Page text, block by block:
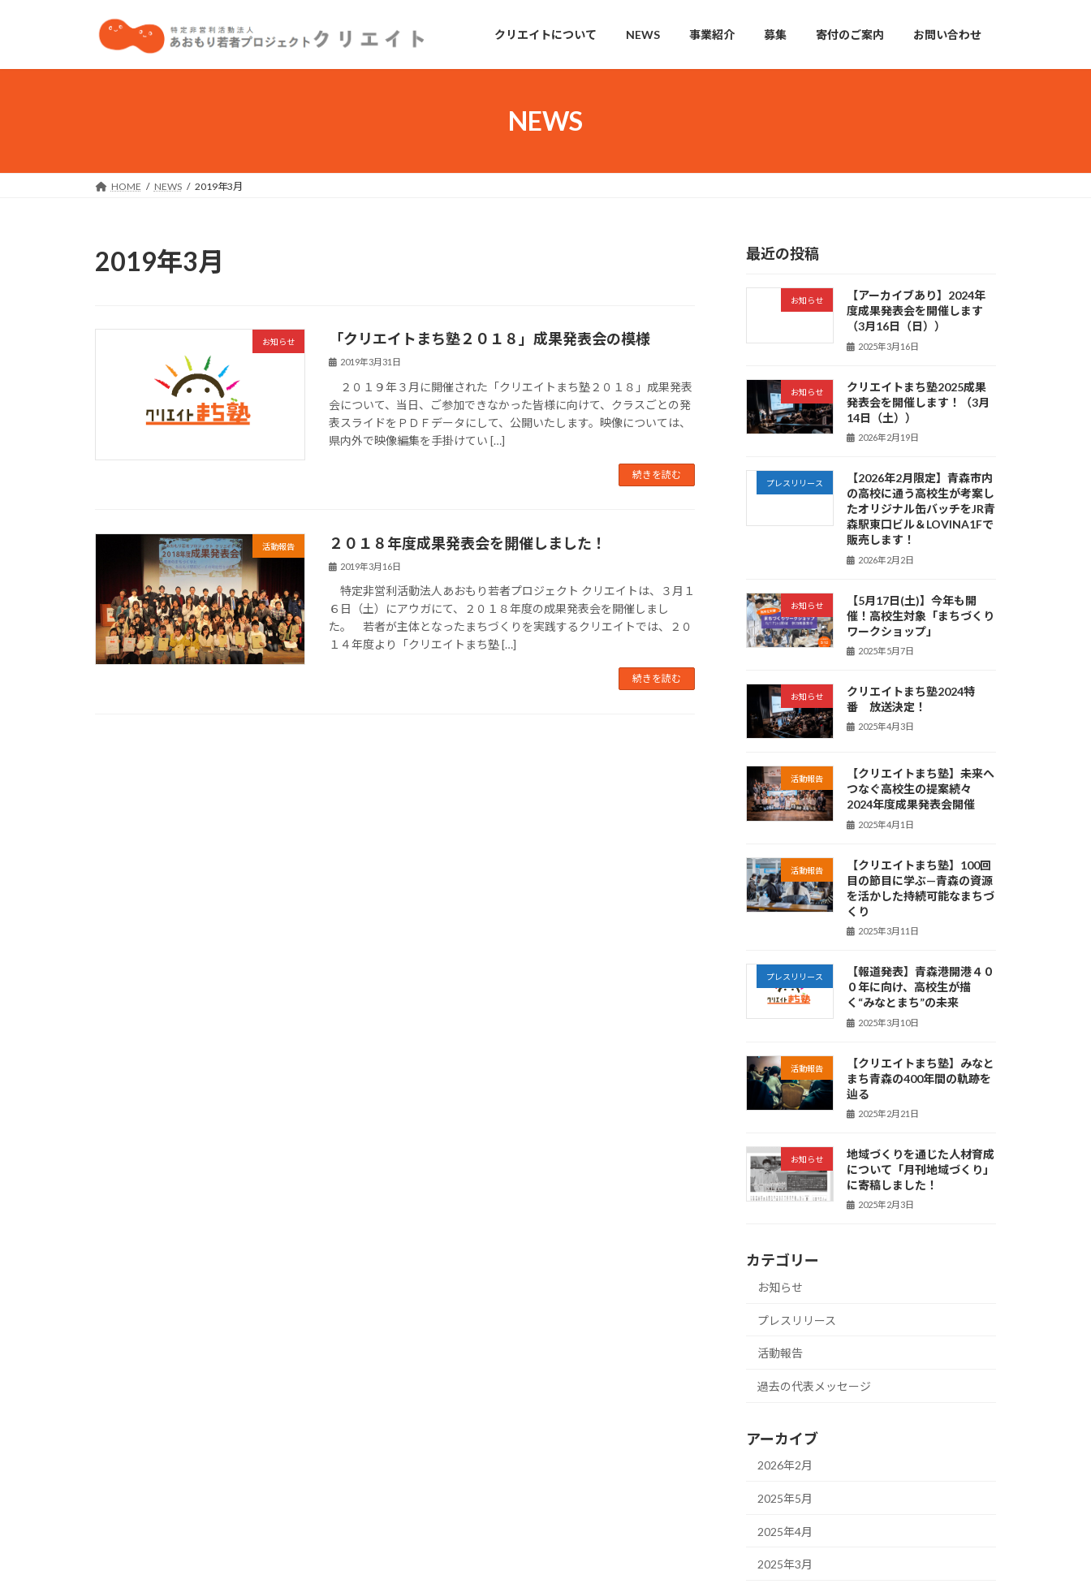
ン
ー
クリエイトについて NEWS 事業紹介 募集 寄付のご案内 お問い合わせ
NEWS
HOME NEWS 2019年3月
2019年3月
お知らせ 「クリエイトまち塾２０１８」成果発表会の模様
2019年3月31日
２０１９年３月に開催された「クリエイトまち塾２０１８」成果発表
会について、当日、ご参加できなかった皆様に向けて、クラスごとの発
表スライドをＰＤＦデータにして、公開いたします。映像については、
県内外で映像編集を手掛けてい […]
続きを読む
活動報告 ２０１８年度成果発表会を開催しました！
2019年3月16日
特定非営利活動法人あおもり若者プロジェクト クリエイトは、３月１
６日（土）にアウガにて、２０１８年度の成果発表会を開催しまし
た。 若者が主体となったまちづくりを実践するクリエイトでは、２０
１４年度より「クリエイトまち塾 […]
続きを読む
最近の投稿
お知らせ
【アーカイブあり】2024年
度成果発表会を開催します
（3月16日（日））
2025年3月16日
お知らせ
クリエイトまち塾2025成果
発表会を開催します！（3月
14日（土））
2026年2月19日
プレスリリース
【2026年2月限定】青森市内
の高校に通う高校生が考案し
たオリジナル缶バッチをJR青
森駅東口ビル＆LOVINA1Fで
販売します！
2026年2月2日
お知らせ
【5月17日(土)】今年も開
催！高校生対象「まちづくり
ワークショップ」
2025年5月7日
お知らせ
クリエイトまち塾2024特
番 放送決定！
2025年4月3日
活動報告
【クリエイトまち塾】未来へ
つなぐ高校生の提案続々
2024年度成果発表会開催
2025年4月1日
活動報告
【クリエイトまち塾】100回
目の節目に学ぶ—青森の資源
を活かした持続可能なまちづ
くり
2025年3月11日
プレスリリース
【報道発表】青森港開港４０
０年に向け、高校生が描
く“みなとまち”の未来
2025年3月10日
活動報告
【クリエイトまち塾】みなと
まち青森の400年間の軌跡を
辿る
2025年2月21日
お知らせ
地域づくりを通じた人材育成
について「月刊地域づくり」
に寄稿しました！
2025年2月3日
カテゴリー
お知らせ
プレスリリース
活動報告
過去の代表メッセージ
アーカイブ
2026年2月
2025年5月
2025年4月
2025年3月